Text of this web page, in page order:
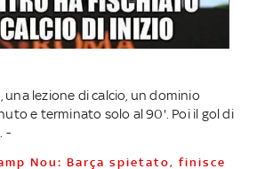
una lezione di calcio, un dominio
e terminato solo al 90'. Poi il gol di
-